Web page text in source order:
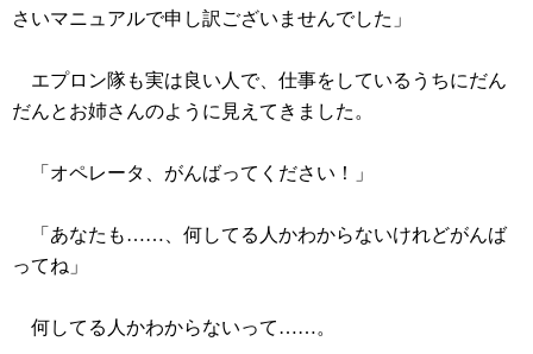
さいマニュアルで申し訳ございませんでした」
エプロン隊も実は良い人で、仕事をしているうちにだん
だんとお姉さんのように見えてきました。
「オペレータ、がんばってください！」
「あなたも……、何してる人かわからないけれどがんば
ってね」
何してる人かわからないって……。